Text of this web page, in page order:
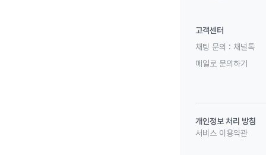
고객센터
채팅 문의 : 채널톡
메일로 문의하기
개인정보 처리 방침
서비스 이용약관